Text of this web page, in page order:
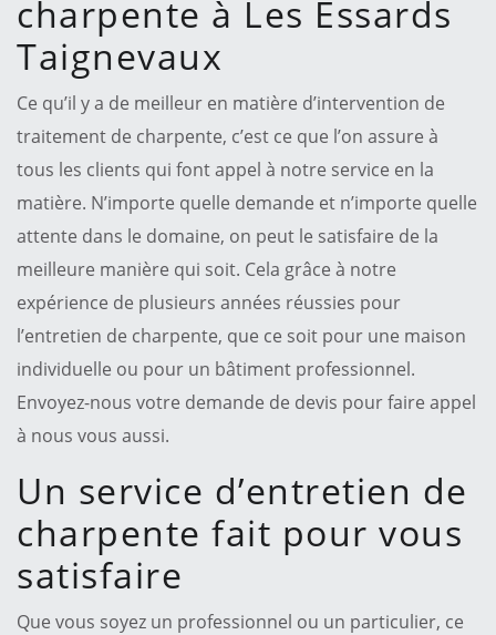
charpente à Les Essards
Taignevaux
Ce qu’il y a de meilleur en matière d’intervention de
traitement de charpente, c’est ce que l’on assure à
tous les clients qui font appel à notre service en la
matière. N’importe quelle demande et n’importe quelle
attente dans le domaine, on peut le satisfaire de la
meilleure manière qui soit. Cela grâce à notre
expérience de plusieurs années réussies pour
l’entretien de charpente, que ce soit pour une maison
individuelle ou pour un bâtiment professionnel.
Envoyez-nous votre demande de devis pour faire appel
à nous vous aussi.
Un service d’entretien de
charpente fait pour vous
satisfaire
Que vous soyez un professionnel ou un particulier, ce